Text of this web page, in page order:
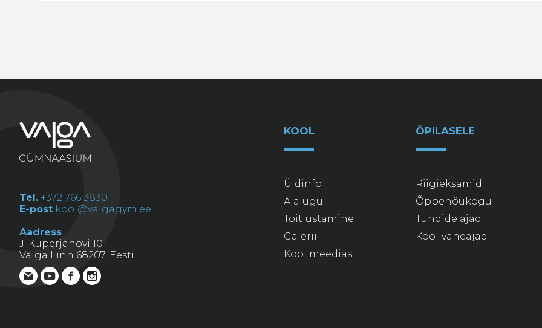
Tel. +372 766 3830
E-post kool@valgagym.ee
Aadress
J. Kuperjanovi 10
Valga Linn 68207, Eesti
KOOL
Üldinfo
Ajalugu
Toitlustamine
Galerii
Kool meedias
ÕPILASELE
Riigieksamid
Õppenõukogu
Tundide ajad
Koolivaheajad